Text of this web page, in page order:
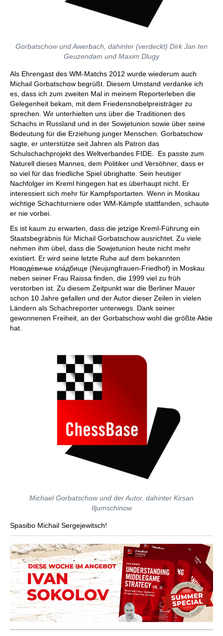
Gorbatschow und Awerbach, dahinter (verdeckt) Dirk Jan ten
Geuzendam und Maxim Dlugy
Als Ehrengast des WM-Matchs 2012 wurde wiederum auch
Michail Gorbatschow begrüßt. Diesem Umstand verdanke ich
es, dass ich zum zweiten Mal in meinem Reporterleben die
Gelegenheit bekam, mit dem Friedensnobelpreisträger zu
sprechen. Wir unterhielten uns über die Traditionen des
Schachs in Russland und in der Sowjetunion sowie über seine
Bedeutung für die Erziehung junger Menschen. Gorbatschow
sagte, er unterstütze seit Jahren als Patron das
Schulschachprojekt des Weltverbandes FIDE. Es passte zum
Naturell dieses Mannes, dem Politiker und Versöhner, dass er
so viel für das friedliche Spiel übrighatte. Sein heutiger
Nachfolger im Kreml hingegen hat es überhaupt nicht. Er
interessiert sich mehr für Kampfsportarten. Wenn in Moskau
wichtige Schachturniere oder WM-Kämpfe stattfanden, schaute
er nie vorbei.
Es ist kaum zu erwarten, dass die jetzige Kreml-Führung ein
Staatsbegräbnis für Michail Gorbatschow ausrichtet. Zu viele
nehmen ihm übel, dass die Sowjetunion heute nicht mehr
existiert. Er wird seine letzte Ruhe auf dem bekannten
Новоде́вичье кла́дбищe (Neujungfrauen-Friedhof) in Moskau
neben seiner Frau Raissa finden, die 1999 viel zu früh
verstorben ist. Zu diesem Zeitpunkt war die Berliner Mauer
schon 10 Jahre gefallen und der Autor dieser Zeilen in vielen
Ländern als Schachreporter unterwegs. Dank seiner
gewonnenen Freiheit, an der Gorbatschow wohl die größte Aktie
hat.
Michael Gorbatschow und der Autor, dahinter Kirsan
Iljumschinow
Spasibo Michail Sergejewitsch!